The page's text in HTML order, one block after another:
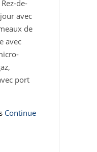
de-
avec
de
avec
port
sur
Continue